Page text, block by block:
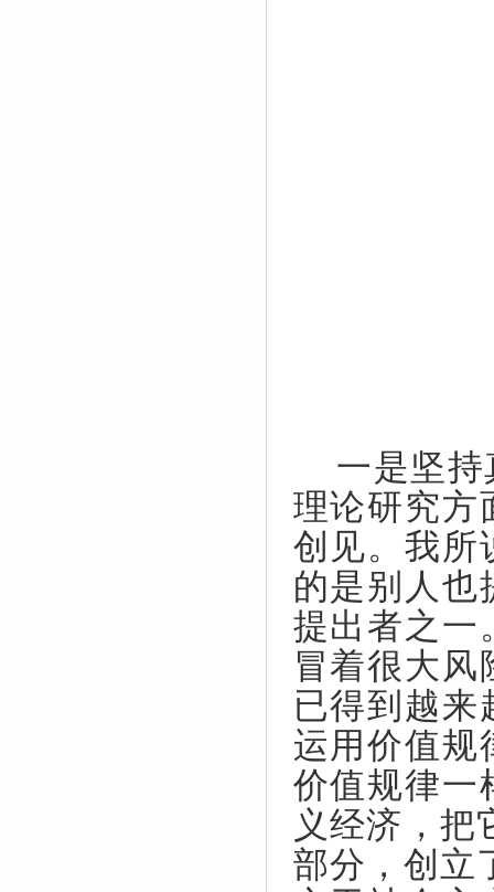
一是坚
理论研究方
创见。我所
的是别人也
提出者之一
冒着很大
已得到越来
运用价值规
价值规律一
义经济，把
部分，创立